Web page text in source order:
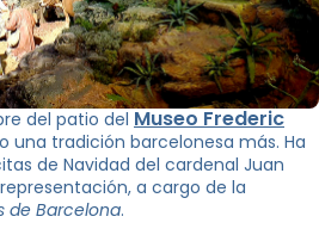
del patio del Museo Frederic
una tradición barcelonesa más. Ha
de Navidad del cardenal Juan
a cargo de la
de Barcelona.